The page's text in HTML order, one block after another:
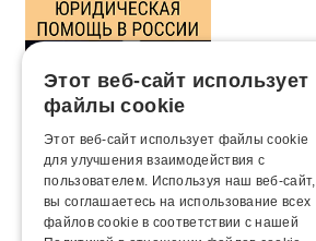
Этот веб-сайт использует
файлы cookie
Этот веб-сайт использует файлы cookie
для улучшения взаимодействия с
пользователем. Используя наш веб-сайт,
вы соглашаетесь на использование всех
файлов cookie в соответствии с нашей